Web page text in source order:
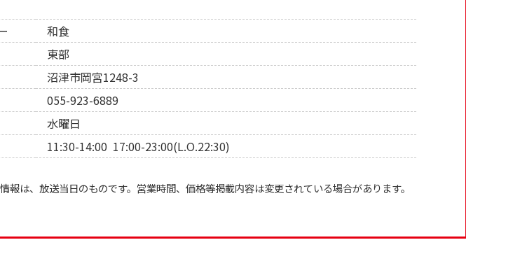
和食
東部
沼津市岡宮1248-3
055-923-6889
水曜日
11:30-14:00 17:00-23:00(L.O.22:30)
報は、放送当日のものです。営業時間、価格等掲載内容は変更されている場合があります。